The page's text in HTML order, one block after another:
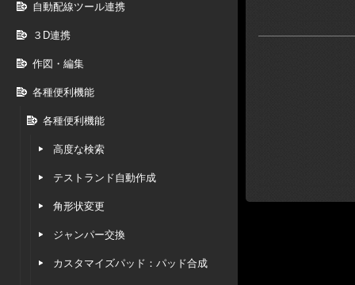
自動配線ツール連携
３D連携
作図・編集
各種便利機能
各種便利機能
高度な検索
テストランド自動作成
角形状変更
ジャンパー交換
カスタマイズパッド：パッド合成